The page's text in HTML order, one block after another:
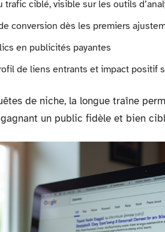
ciblé, visible sur les outils
conversion dès les premiers
en publicités payantes
de liens entrants et impact positif
de niche, la longue traîne
un public fidèle et bien